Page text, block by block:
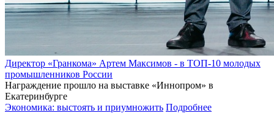
Директор «Гранкома» Артем Максимов - в ТОП-10 молодых
промышленников России
Награждение прошло на выставке «Иннопром» в
Екатеринбурге
Экономика: выстоять и приумножить Подробнее